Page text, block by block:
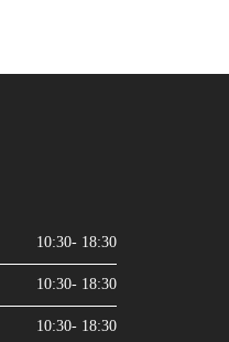
10:30- 18:30
10:30- 18:30
10:30- 18:30